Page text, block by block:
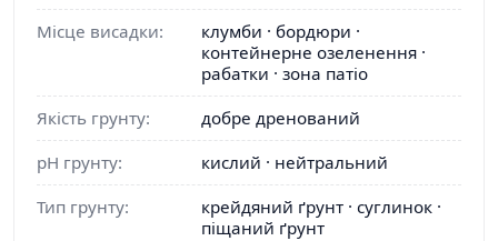
Місце висадки:
клумби · бордюри ·
контейнерне озеленення ·
рабатки · зона патіо
Якість грунту:
добре дренований
pH грунту:
кислий · нейтральний
Тип грунту:
крейдяний ґрунт · суглинок ·
піщаний ґрунт